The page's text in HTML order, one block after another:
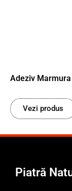
Adeziv
Vezi produs
Piatră